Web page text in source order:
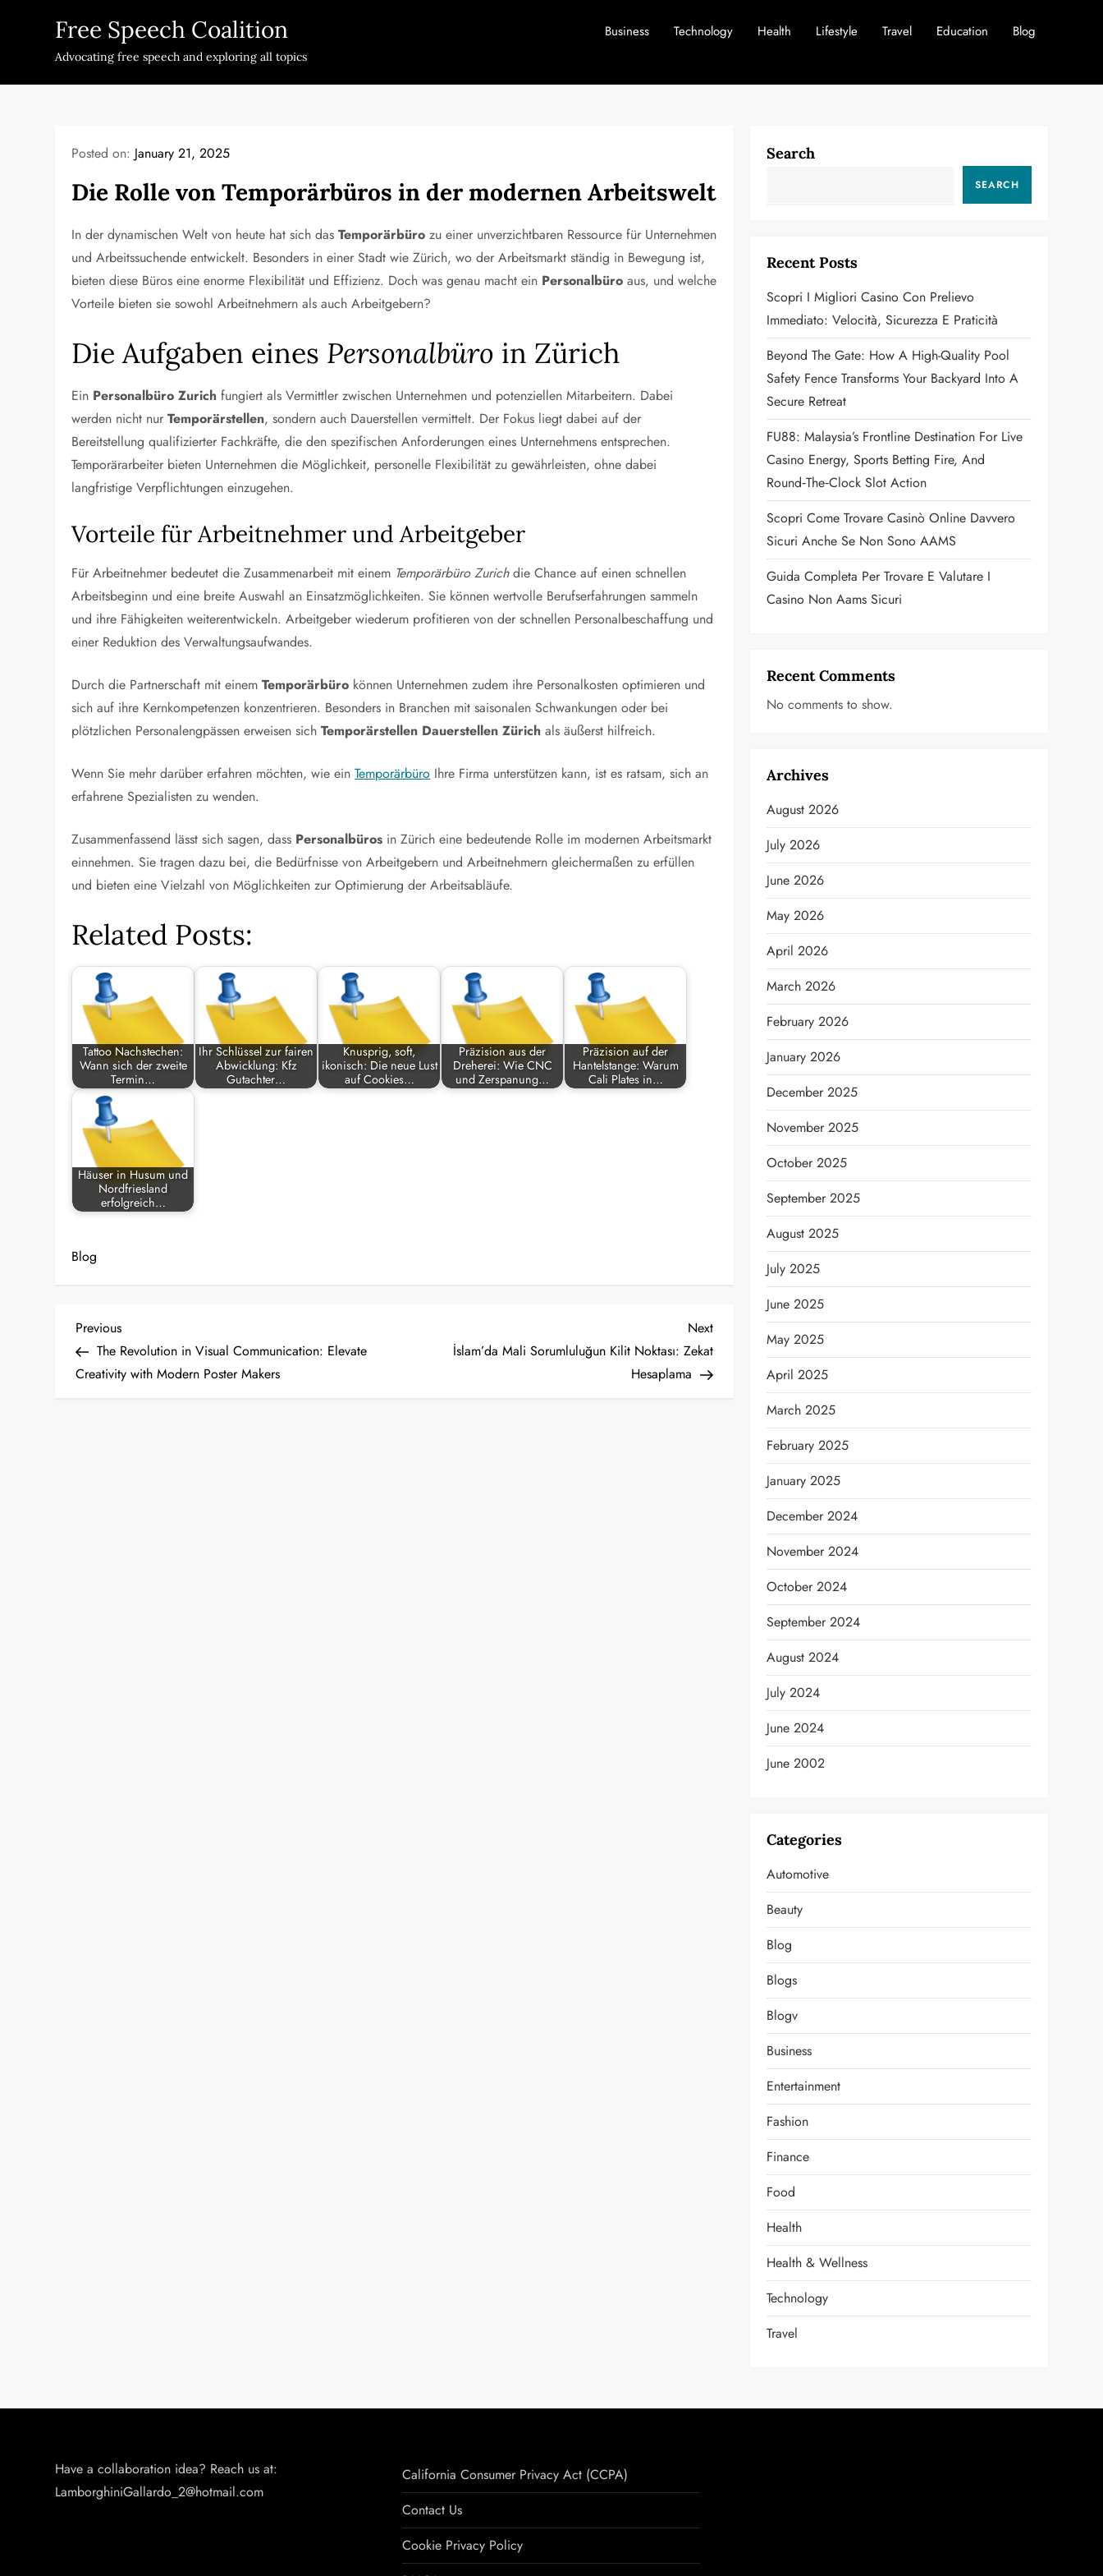
Free Speech Coalition
Advocating free speech and exploring all topics
Business Technology Health Lifestyle Travel Education Blog
Posted on: January 21, 2025
Die Rolle von Temporärbüros in der modernen Arbeitswelt
In der dynamischen Welt von heute hat sich dasTemporärbüro zu einer unverzichtbaren Ressource für Unternehmen
und Arbeitssuchende entwickelt. Besonders in einer Stadt wie Zürich, wo der Arbeitsmarkt ständig in Bewegung ist,
bieten diese Büros eine enorme Flexibilität und Effizienz. Doch was genau macht ein Personalbüro aus, und welche
Vorteile bieten sie sowohl Arbeitnehmern als auch Arbeitgebern?
Die Aufgaben eines Personalbüro in Zürich
Ein Personalbüro Zurich fungiert als Vermittler zwischen Unternehmen und potenziellen Mitarbeitern. Dabei
werden nicht nurTemporärstellen, sondern auch Dauerstellen vermittelt. Der Fokus liegt dabei auf der
Bereitstellung qualifizierter Fachkräfte, die den spezifischen Anforderungen eines Unternehmens entsprechen.
Temporärarbeiter bieten Unternehmen die Möglichkeit, personelle Flexibilität zu gewährleisten, ohne dabei
langfristige Verpflichtungen einzugehen.
Vorteile für Arbeitnehmer und Arbeitgeber
Für Arbeitnehmer bedeutet die Zusammenarbeit mit einem Temporärbüro Zurichdie Chance auf einen schnellen
Arbeitsbeginn und eine breite Auswahl an Einsatzmöglichkeiten. Sie können wertvolle Berufserfahrungen sammeln
und ihre Fähigkeiten weiterentwickeln. Arbeitgeber wiederum profitieren von der schnellen Personalbeschaffung und
einer Reduktion des Verwaltungsaufwandes.
Durch die Partnerschaft mit einemTemporärbüro können Unternehmen zudem ihre Personalkosten optimieren und
sich auf ihre Kernkompetenzen konzentrieren. Besonders in Branchen mit saisonalen Schwankungen oder bei
plötzlichen Personalengpässen erweisen sichTemporärstellen Dauerstellen Zürich als äußerst hilfreich.
Wenn Sie mehr darüber erfahren möchten, wie einTemporärbüro Ihre Firma unterstützen kann, ist es ratsam, sich an
erfahrene Spezialisten zu wenden.
Zusammenfassend lässt sich sagen, dass Personalbüros in Zürich eine bedeutende Rolle im modernen Arbeitsmarkt
einnehmen. Sie tragen dazu bei, die Bedürfnisse von Arbeitgebern und Arbeitnehmern gleichermaßen zu erfüllen
und bieten eine Vielzahl von Möglichkeiten zur Optimierung der Arbeitsabläufe.
Related Posts:
Tattoo Nachstechen:
Wann sich der zweite
Termin…
Ihr Schlüssel zur fairen
Abwicklung: Kfz
Gutachter…
Knusprig, soft,
ikonisch: Die neue Lust
auf Cookies…
Präzision aus der
Dreherei: Wie CNC
und Zerspanung…
Präzision auf der
Hantelstange: Warum
Cali Plates in…
Häuser in Husum und
Nordfriesland
erfolgreich…
Blog
P
o
Previous
Post
Previous
The Revolution in Visual Communication: Elevate
Creativity with Modern Poster Makers
Next
Post
Next
İslam’da Mali Sorumluluğun Kilit Noktası: Zekat
Hesaplama
Search
SEARCH
Recent Posts
Scopri I Migliori Casino Con Prelievo
Immediato: Velocità, Sicurezza E Praticità
Beyond The Gate: How A High-Quality Pool
Safety Fence Transforms Your Backyard Into A
Secure Retreat
FU88: Malaysia’s Frontline Destination For Live
Casino Energy, Sports Betting Fire, And
Round‑the‑Clock Slot Action
Scopri Come Trovare Casinò Online Davvero
Sicuri Anche Se Non Sono AAMS
Guida Completa Per Trovare E Valutare I
Casino Non Aams Sicuri
Recent Comments
No comments to show.
Archives
August 2026
July 2026
June 2026
May 2026
April 2026
March 2026
February 2026
January 2026
December 2025
November 2025
October 2025
September 2025
August 2025
July 2025
June 2025
May 2025
April 2025
March 2025
February 2025
January 2025
December 2024
November 2024
October 2024
September 2024
August 2024
July 2024
June 2024
June 2002
Categories
Automotive
Beauty
Blog
Blogs
Blogv
Business
Entertainment
Fashion
Finance
Food
Health
Health & Wellness
Technology
Travel
Have a collaboration idea? Reach us at:
LamborghiniGallardo_2@hotmail.com
California Consumer Privacy Act (CCPA)
Contact Us
Cookie Privacy Policy